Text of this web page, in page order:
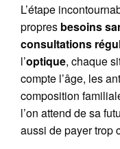
L’étape
propres besoins
consultations
l’optique, chaque
compte l’âge, les
composition
l’on attend de sa
aussi de payer trop